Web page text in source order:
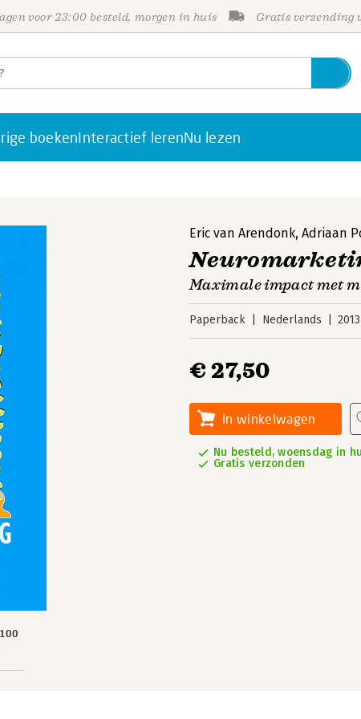
voor 23:00 besteld, morgen in huis Gratis verzending
boekenInteractief lerenNu lezen
100
Eric van Arendonk, Adriaan
Maximale impact met
Paperback Nederlands 2013
€ 27,50
In winkelwagen
Nu besteld, woensdag in
Gratis verzonden